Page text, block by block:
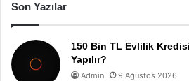
Son Yazılar
150 Bin TL Evlilik
Yapılır?
Admin 9 Ağustos 2026